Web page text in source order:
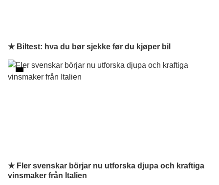
★ Biltest: hva du bør sjekke før du kjøper bil
★ Fler svenskar börjar nu utforska djupa och kraftiga
vinsmaker från Italien